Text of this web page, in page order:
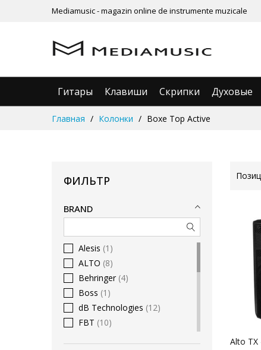
Mediamusic - magazin online de instrumente muzicale
Гитары Клавиши Скрипки Духовые
Главная Колонки Boxe Top Active
Alto TX
ФИЛЬТР
BRAND
Alesis 1
ALTO 8
Behringer 4
Boss 1
dB Technologies 12
FBT 10